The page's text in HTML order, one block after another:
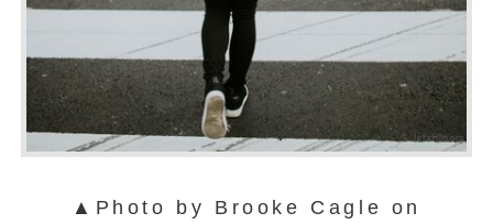
▲Photo by Brooke Cagle on